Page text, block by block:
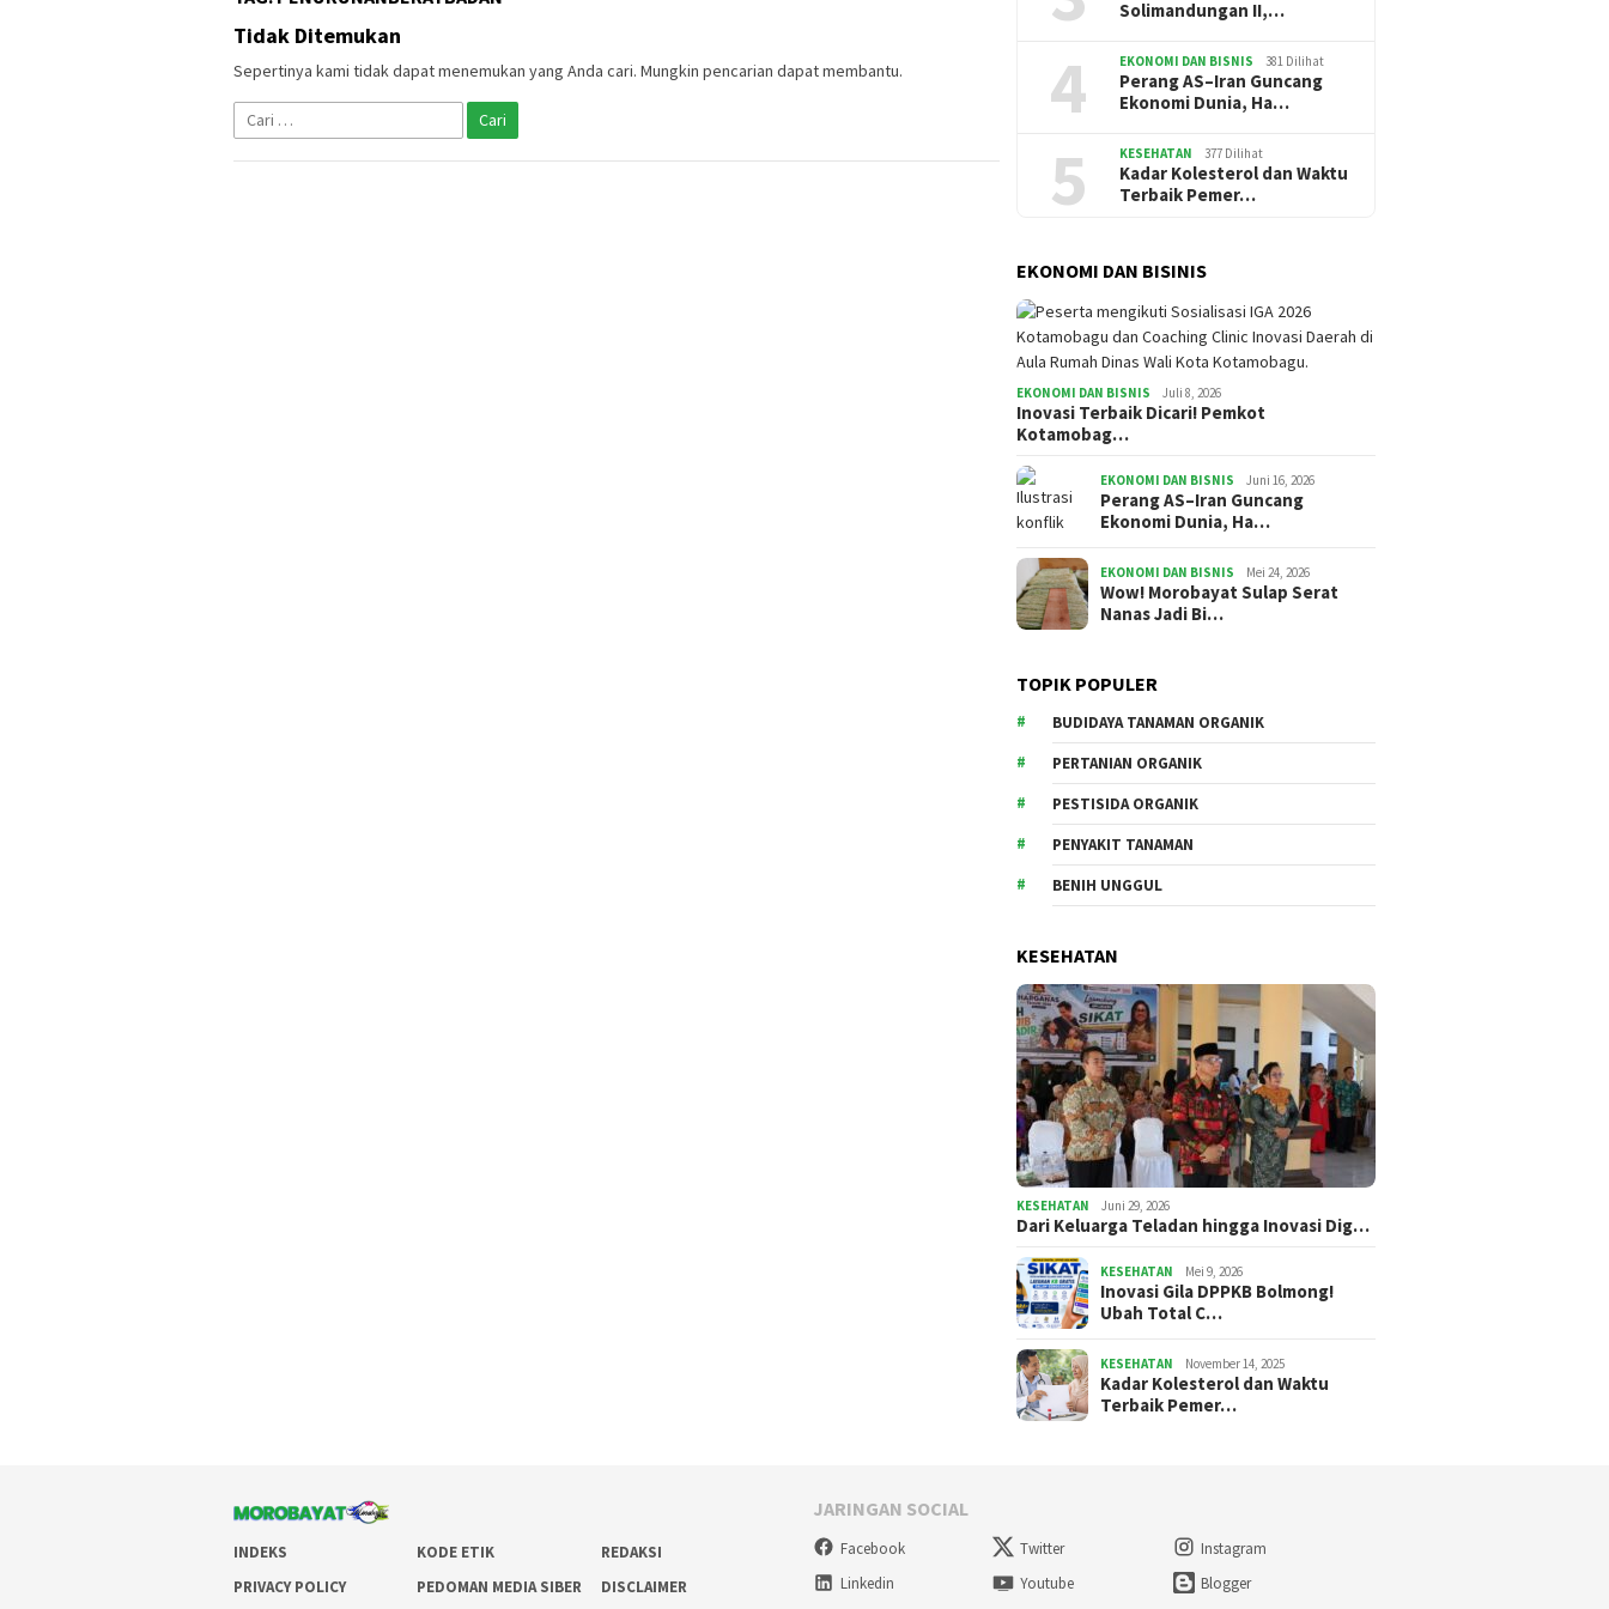
Tidak Ditemukan
Sepertinya kami tidak dapat menemukan yang Anda cari. Mungkin pencarian dapat membantu.
Cari
untuk:
Solimandungan II,…
4 EKONOMI DAN BISNIS 381 Dilihat
Perang AS–Iran Guncang
Ekonomi Dunia, Ha…
5 KESEHATAN 377 Dilihat
Kadar Kolesterol dan Waktu
Terbaik Pemer…
EKONOMI DAN BISINIS
EKONOMI DAN BISNIS Juli 8, 2026
Inovasi Terbaik Dicari! Pemkot
Kotamobag…
EKONOMI DAN BISNIS Juni 16, 2026
Perang AS–Iran Guncang
Ekonomi Dunia, Ha…
EKONOMI DAN BISNIS Mei 24, 2026
Wow! Morobayat Sulap Serat
Nanas Jadi Bi…
TOPIK POPULER
BUDIDAYA TANAMAN ORGANIK
PERTANIAN ORGANIK
PESTISIDA ORGANIK
PENYAKIT TANAMAN
BENIH UNGGUL
KESEHATAN
KESEHATAN Juni 29, 2026
Dari Keluarga Teladan hingga Inovasi Dig…
KESEHATAN Mei 9, 2026
Inovasi Gila DPPKB Bolmong!
Ubah Total C…
KESEHATAN November 14, 2025
Kadar Kolesterol dan Waktu
Terbaik Pemer…
INDEKS KODE ETIK
REDAKSI
PRIVACY POLICY
PEDOMAN MEDIA SIBER DISCLAIMER
JARINGAN SOCIAL
Facebook Twitter
Instagram
Linkedin
Youtube Blogger